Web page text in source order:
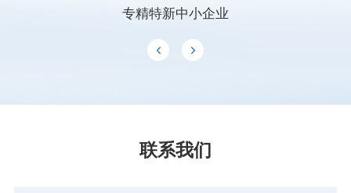
专精特新中小企业
联系我们